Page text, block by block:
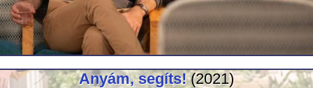
Anyám, segíts!(2021)